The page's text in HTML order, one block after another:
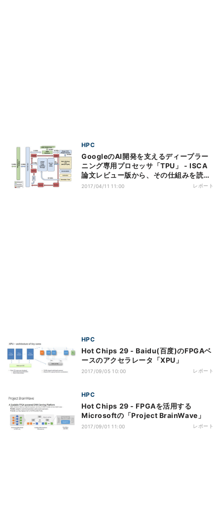
HPC
GoogleのAI開発を支えるディープラー
ニング専用プロセッサ「TPU」 - ISCA
論文レビュー版から、その仕組みを読み
解く
2017/04/11 11:00 レポート
HPC
Hot Chips 29 - Baidu(百度)のFPGAベ
ースのアクセラレータ「XPU」
2017/09/05 10:00 レポート
HPC
Hot Chips 29 - FPGAを活用する
Microsoftの「Project BrainWave」
2017/09/01 11:00 レポート